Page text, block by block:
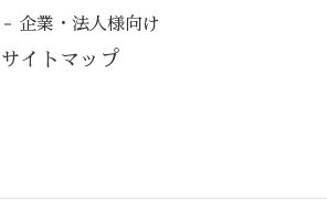
企業・法人様向け
サイトマップ